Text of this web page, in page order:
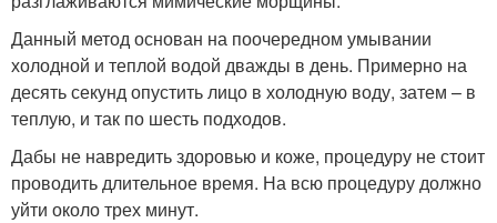
Данный метод основан на поочередном умывании
холодной и теплой водой дважды в день. Примерно на
десять секунд опустить лицо в холодную воду, затем – в
теплую, и так по шесть подходов.
Дабы не навредить здоровью и коже, процедуру не стоит
проводить длительное время. На всю процедуру должно
уйти около трех минут.